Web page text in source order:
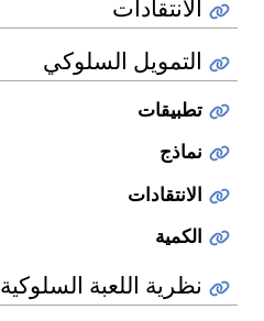
الانتقادات
التمويل السلوكي
تطبيقات
نماذج
الانتقادات
الكمية
نظرية اللعبة السلوكية